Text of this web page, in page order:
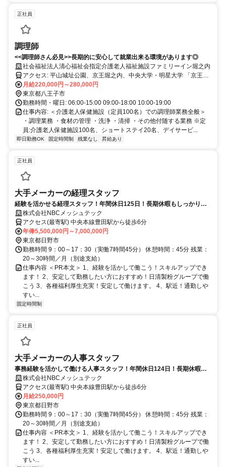
正社員
調理師
<<調理師さん必見>>長期的に安心して就業出来る環境があります◎
社会福祉法人清心福祉会指定介護老人福祉施設ファミリーイン堀之内
アクセス: 平山城址公園、京王堀之内、中央大学・明星大学 「京王線
堀之内」よりバスで10分/「平山城址公園駅」より車で10分/マイカー
通勤可能
月給220,000円～280,000円
東京都八王子市
勤務時間・曜日: 06:00-15:00 09:00-18:00 10:00-19:00
仕事内容: ＜介護老人保健施設（定員100名）での調理師業務全般＞
・調理業務 ・食材の管理 ・洗浄 ・清掃 ・その他付随する業務 ※定
員:介護老人保健施設100名、ショートステイ20名、デイサービ...
即日勤務OK 固定時間制 残業なし 昇給あり
正社員
大手メーカーの経理スタッフ
経験を活かせる経理スタッフ！年間休日125日！長期休暇もしっかりで
す！駅近なのも嬉しいポイント！
株式会社NBCメッシュテック
アクセス(最寄駅) 中央本線豊田駅から徒歩6分
年俸5,500,000円～7,000,000円
東京都日野市
勤務時間 9：00～17：30（実働7時間45分） 休憩時間：45分 残業：
20～30時間／月（別途支給）
仕事内容 ＜PR本文＞ 1、経験を活かして働こう！スキルアップでき
ます！ 2、安定して勤務したい方におすすめ！日清製粉グループで働
こう 3、各種福利厚生充実！安定して働けます。 4、駅近！通勤しや
すい...
固定時間制
正社員
大手メーカーの人事スタッフ
事務経験を活かして働ける人事スタッフ！年間休日124日！長期休暇も
しっかりです！駅近なのも嬉しいポイント！
株式会社NBCメッシュテック
アクセス(最寄駅) 中央本線豊田駅から徒歩6分
月給250,000円
東京都日野市
勤務時間 9：00～17：30（実働7時間45分） 休憩時間：45分 残業：
20～30時間／月（別途支給）
仕事内容 ＜PR本文＞ 1、経験を活かして働こう！スキルアップでき
ます！ 2、安定して勤務したい方におすすめ！日清製粉グループで働
こう 3、各種福利厚生充実！安定して働けます。 4、駅近！通勤しや
すい...